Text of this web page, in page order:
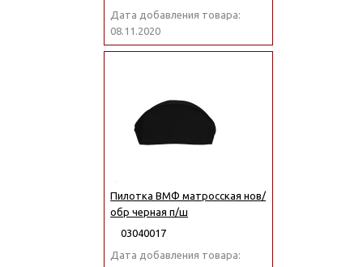
Дата добавления товара:
08.11.2020
Пилотка ВМФ матросская нов/
обр черная п/ш
03040017
Дата добавления товара: